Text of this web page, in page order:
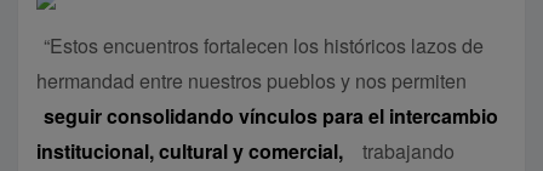
“Estos encuentros fortalecen los históricos lazos de
hermandad entre nuestros pueblos y nos permiten
seguir consolidando vínculos para el intercambio
institucional, cultural y comercial,
trabajando